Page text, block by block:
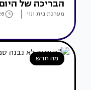
הבריכה של
מערכת בית ונוי
מה חדש